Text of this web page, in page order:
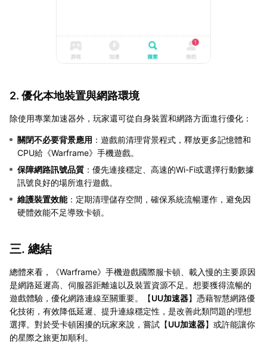
2. 優化本地裝置與網路環境
除使用專業加速器外，玩家還可從自身裝置和網路方面進行優化：
關閉不必要背景應用 ：遊戲前清理背景程式，釋放更多記憶體和
CPU給《Warframe》手機遊戲。
保障網路訊號品質 ：優先連接穩定、高速的Wi-Fi或選擇行動數據
訊號良好的場所進行遊戲。
維護裝置效能：定期清理儲存空間，確保系統流暢運作，避免因
硬體效能不足導致卡頓。
三. 總結
總體來看，《Warframe》手機遊戲國際服卡頓、載入慢的主要原因
是網路延遲高、伺服器距離遠以及裝置資源不足。想要獲得流暢的
遊戲體驗，優化網路連線至關重要。【UU加速器】憑藉智慧網路優
化技術，有效降低延遲、提升連線穩定性，是改善此類問題的理想
選擇。對於受卡頓困擾的玩家來說，嘗試【UU加速器】或許能讓你
的星際之旅更加順利。